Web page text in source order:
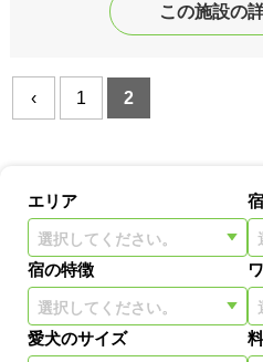
エリア
選択してください。
宿の特徴
選択してください。
愛犬のサイズ
この施設の
‹ 1 2